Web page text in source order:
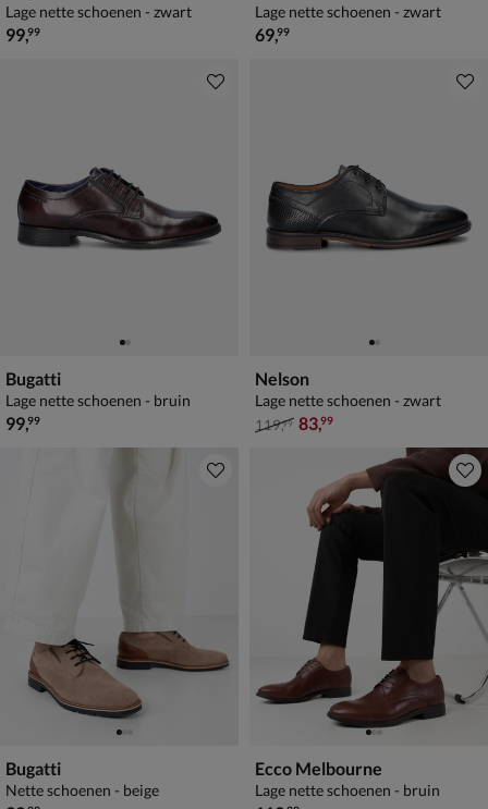
Lage nette schoenen - zwart
€ 99,99
99,99
Lage nette schoenen - zwart
€ 69,99
69,99
Bugatti
Lage nette schoenen - bruin
€ 99,99
99,99
Nelson
Lage nette schoenen - zwart
van € 119,99 voor € 83,99
119,99 83,99
Bugatti
Nette schoenen - beige
Ecco Melbourne
Lage nette schoenen - bruin